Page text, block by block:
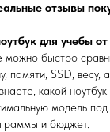
отзывы
для учебы
можно быстро
памяти, SSD, весу,
какой
модель под
и бюджет.